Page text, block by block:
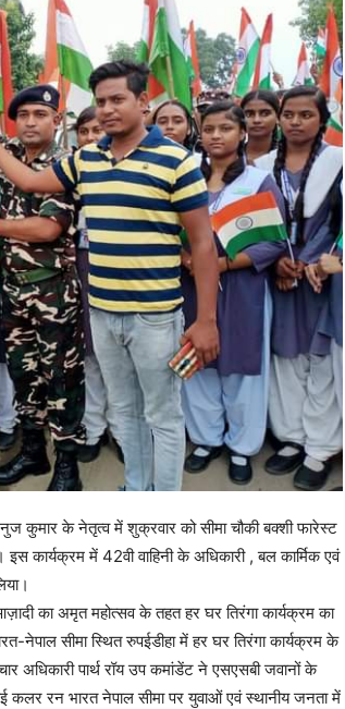
कुमार के नेतृत्व में शुक्रवार को सीमा चौकी बक्शी फारेस्ट
कार्यक्रम में 42वी वाहिनी के अधिकारी , बल कार्मिक एवं
का अमृत महोत्सव के तहत हर घर तिरंगा कार्यक्रम का
नेपाल सीमा स्थित रुपईडीहा में हर घर तिरंगा कार्यक्रम के
अधिकारी पार्थ रॉय उप कमांडेंट ने एसएसबी जवानों के
कलर रन भारत नेपाल सीमा पर युवाओं एवं स्थानीय जनता में